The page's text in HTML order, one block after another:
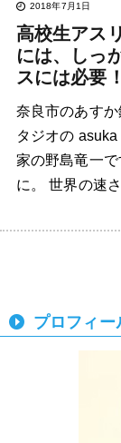
2018年7月1日
高校生アス
には、しっ
スには必要
奈良市のあす
タジオの
家の野島竜一
に。 世界の速
プロフィー